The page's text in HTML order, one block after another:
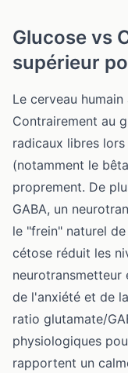
Glucose vs
supérieur
Le cerveau
Contrairement au
radicaux libres
(notamment le
proprement. De
GABA, un
le "frein" naturel
cétose réduit les
neurotransmetteur
de l'anxiété et de
ratio glutamate/
physiologiques
rapportent un